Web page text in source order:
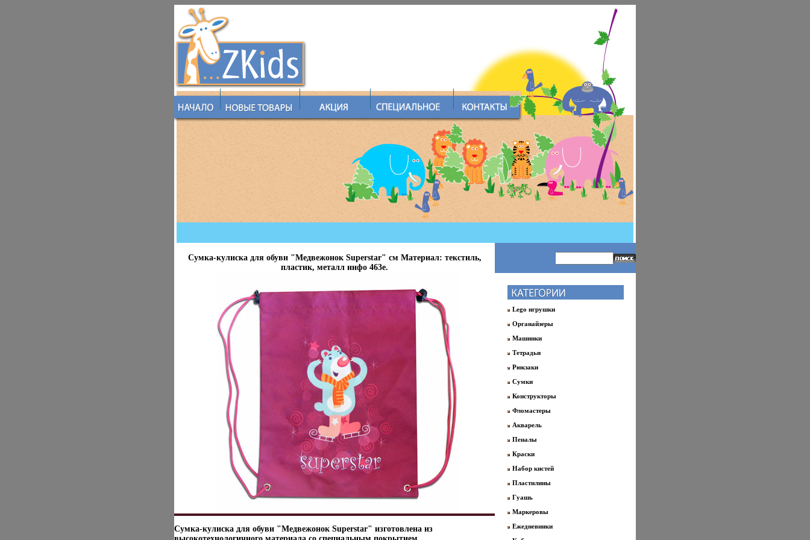
Сумка-кулиска для обуви "Медвежонок Superstar" см Материал: текстиль,
пластик, металл инфо 463e.
Сумка-кулиска для обуви "Медвежонок Superstar" изготовлена из
Lego игрушки
Органайзеры
Машинки
Тетрадьи
Рюкзаки
Сумки
Конструкторы
Фломастеры
Акварель
Пеналы
Краски
Набор кистей
Пластилины
Гуашь
Маркеровы
Ежедневники